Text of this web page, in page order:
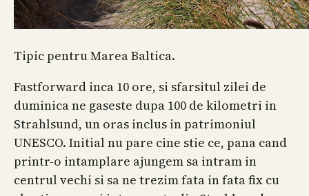
Tipic pentru Marea Baltica.
Fastforward inca 10 ore, si sfarsitul zilei de
duminica ne gaseste dupa 100 de kilometri in
Strahlsund, un oras inclus in patrimoniul
UNESCO. Initial nu pare cine stie ce, pana cand
printr-o intamplare ajungem sa intram in
centrul vechi si sa ne trezim fata in fata fix cu